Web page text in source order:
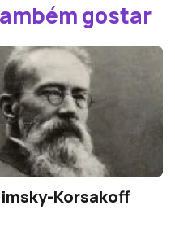
gostar
Korsakoff